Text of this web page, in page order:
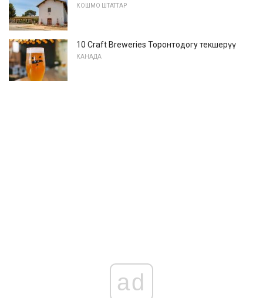
КОШМО ШТАТТАР
10 Craft Breweries Торонтодогу текшерүү
КАНАДА
ad